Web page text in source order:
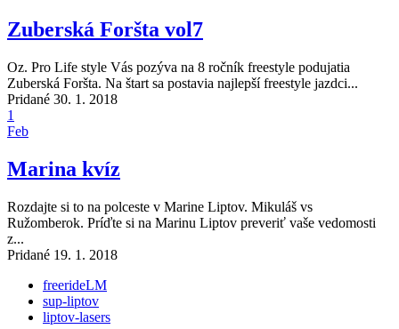
Zuberská Foršta vol7
Oz. Pro Life style Vás pozýva na 8 ročník freestyle podujatia
Zuberská Foršta. Na štart sa postavia najlepší freestyle jazdci...
Pridané 30. 1. 2018
1
Feb
Marina kvíz
Rozdajte si to na polceste v Marine Liptov. Mikuláš vs
Ružomberok. Príďte si na Marinu Liptov preveriť vaše vedomosti
z...
Pridané 19. 1. 2018
freerideLM
sup-liptov
liptov-lasers